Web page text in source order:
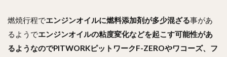
燃焼行程でエンジンオイルに燃料添加剤が多少混ざる事があ
るようでエンジンオイルの粘度変化などを起こす可能性があ
るようなのでPITWORKピットワークF-ZEROやワコーズ、フ